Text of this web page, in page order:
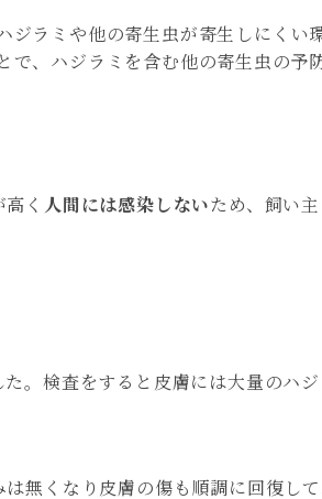
ジラミや他の寄生虫が寄生しにくい
、ハジラミを含む他の寄生虫の予
く 人間には感染しないため、飼い
。検査をすると皮膚には大量のハ
無くなり皮膚の傷も順調に回復して